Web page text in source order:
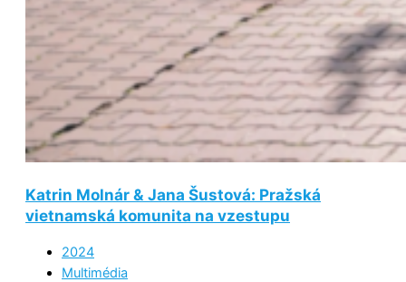
Katrin Molnár & Jana Šustová: Pražská
vietnamská komunita na vzestupu
2024
Multimédia